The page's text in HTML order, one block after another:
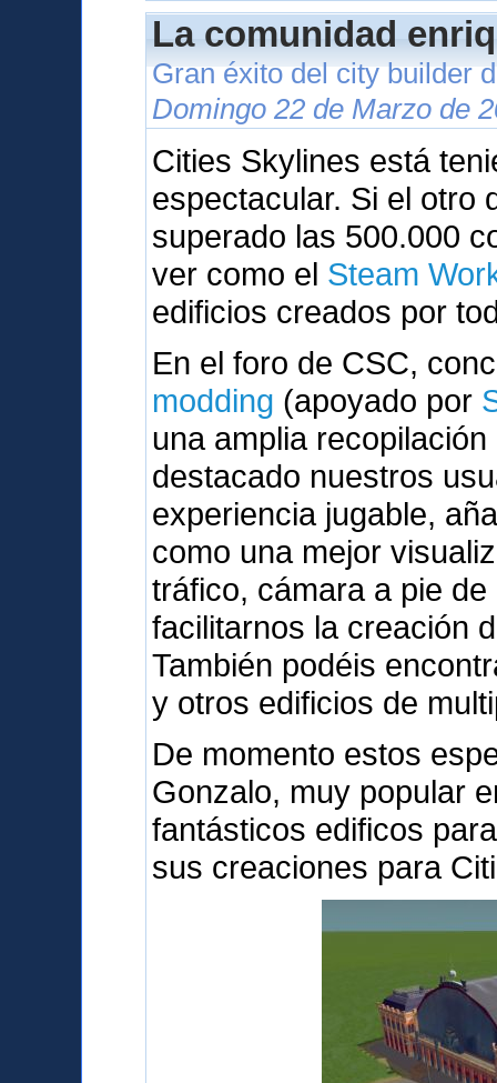
La comunidad
Gran éxito del city builder
Domingo 22 de Marzo de
Cities Skylines está
espectacular. Si el otro
superado las 500.000
ver como el Steam
edificios creados por
En el foro de CSC,
modding (apoyado por
una amplia
destacado nuestros
experiencia jugable,
como una mejor
tráfico, cámara a pie
facilitarnos la creación
También podéis
y otros edificios de
De momento estos
Gonzalo, muy popular
fantásticos edificos
sus creaciones para